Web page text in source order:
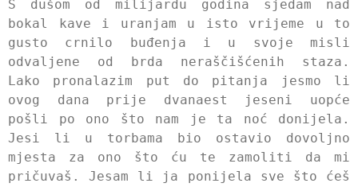
S dušom od milijardu godina sjedam nad
bokal kave i uranjam u isto vrijeme u to
gusto crnilo buđenja i u svoje misli
odvaljene od brda neraščišćenih staza.
Lako pronalazim put do pitanja jesmo li
ovog dana prije dvanaest jeseni uopće
pošli po ono što nam je ta noć donijela.
Jesi li u torbama bio ostavio dovoljno
mjesta za ono što ću te zamoliti da mi
pričuvaš. Jesam li ja ponijela sve što ćeš